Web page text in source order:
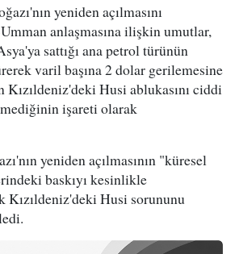
yeniden açılmasını
anlaşmasına ilişkin umutlar,
sattığı ana petrol türünün
varil başına 2 dolar gerilemesine
Kızıldeniz'deki Husi ablukasını ciddi
işareti olarak
yeniden açılmasının "küresel
baskıyı kesinlikle
Kızıldeniz'deki Husi sorununu